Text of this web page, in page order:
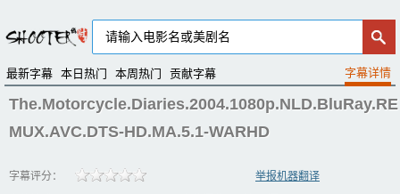
最新字幕 本日热门 本周热门 贡献字幕
The.Motorcycle.Diaries.2004.1080p.NLD.BluRay.RE
MUX.AVC.DTS-HD.MA.5.1-WARHD
字幕评分：
举报机器翻译